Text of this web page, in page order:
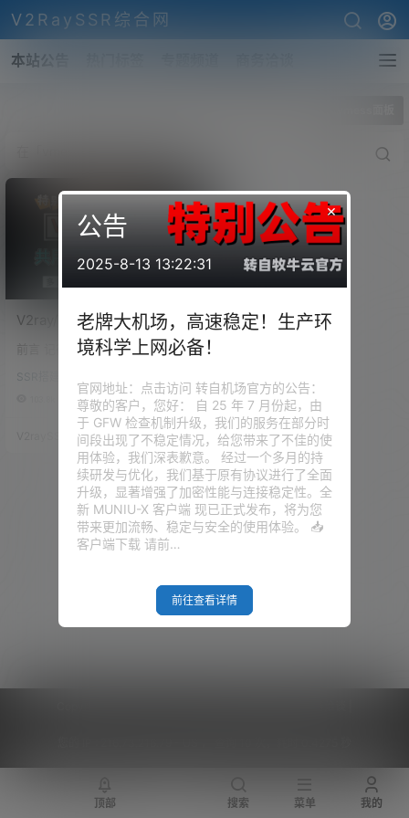
V2RaySSR综合网
本站公告
V2ray/Trojan/ShadowSock
s多用户面板管理程序！可视
化的V2ray/Trojan面板。支
持Vmess、VLESS、
Trojan、SSR等多协议！
前言 记得我们在第84期的视频
神的Trojan面板管理程序。 那这
个面板对于想搭建Trojan和Troja
n-GO的新手小伙伴们来说，应该
是一个很大的帮助，因为这套程
序可以用一键脚本进行安装，从
而能够实现Trojan和Trojan-GO
可视化管理，并且还支持多用户
的操作。 那我们的电报群里面就
有一群小伙伴，通过这套程序，
和别人合租VPS，从而减少一定
的经济负担。所…
SSR搭建
1
V2raySSR综合网 20年11月2日
×
公告
2025-8-13 13:22:31
老牌大机场，高速稳定！生产环
境科学上网必备！
官网地址：点击访问 转自机场官方的公告：
尊敬的客户，您好： 自 25 年 7 月份起，由
于 GFW 检查机制升级，我们的服务在部分时
间段出现了不稳定情况，给您带来了不佳的使
用体验，我们深表歉意。 经过一个多月的持
续研发与优化，我们基于原有协议进行了全面
升级，显著增强了加密性能与连接稳定性。全
新 MUNIU-X 客户端 现已正式发布，将为您
带来更加流畅、稳定与安全的使用体验。 📥
客户端下载 请前…
前往查看详情
顶部 搜索 菜单 我的